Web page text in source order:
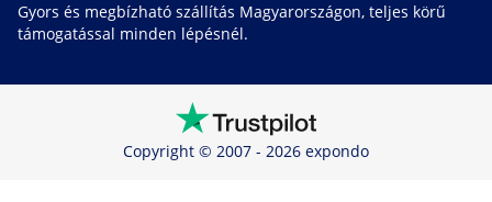
Gyors és megbízható szállítás Magyarországon, teljes körű
támogatással minden lépésnél.
Copyright © 2007 - 2026 expondo